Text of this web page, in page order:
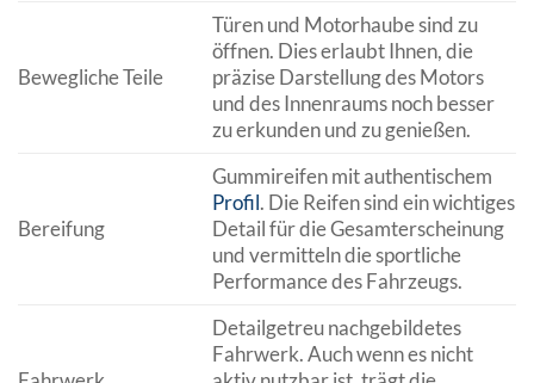
Bewegliche Teile
Türen und Motorhaube sind zu
öffnen. Dies erlaubt Ihnen, die
präzise Darstellung des Motors
und des Innenraums noch besser
zu erkunden und zu genießen.
Bereifung
Gummireifen mit authentischem
Profil. Die Reifen sind ein wichtiges
Detail für die Gesamterscheinung
und vermitteln die sportliche
Performance des Fahrzeugs.
Detailgetreu nachgebildetes
Fahrwerk. Auch wenn es nicht